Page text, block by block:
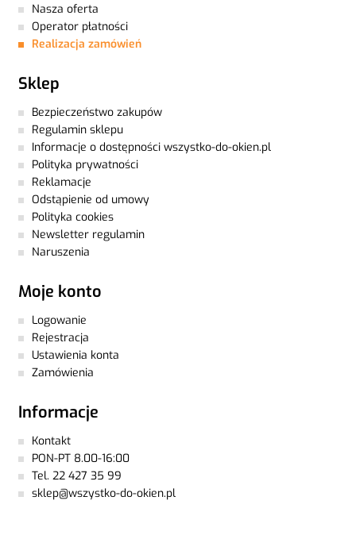
Nasza oferta
Operator płatności
Realizacja zamówień
Sklep
Bezpieczeństwo zakupów
Regulamin sklepu
Informacje o dostępności wszystko-do-okien.pl
Polityka prywatności
Reklamacje
Odstąpienie od umowy
Polityka cookies
Newsletter regulamin
Naruszenia
Moje konto
Logowanie
Rejestracja
Ustawienia konta
Zamówienia
Informacje
Kontakt
PON-PT 8.00-16:00
Tel. 22 427 35 99
sklep@wszystko-do-okien.pl